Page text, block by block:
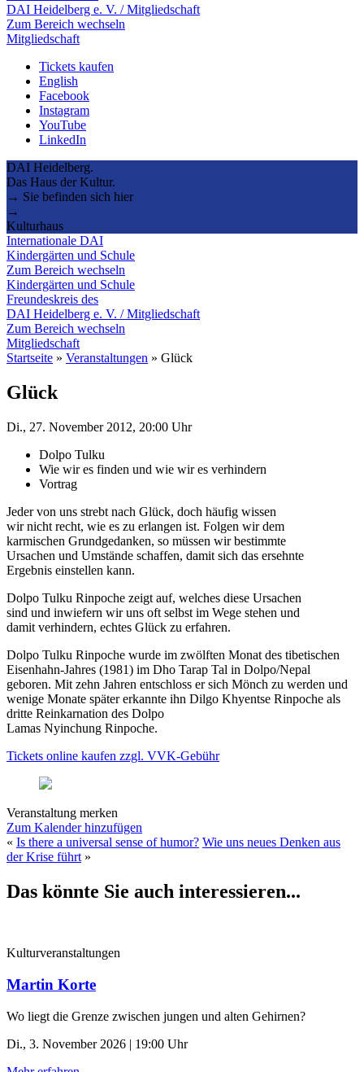
DAI Heidelberg e. V. / Mitgliedschaft
Zum Bereich wechseln
Mitgliedschaft
Tickets kaufen
English
Facebook
Instagram
YouTube
LinkedIn
DAI Heidelberg.
Das Haus der Kultur.
→ Sie befinden sich hier
→
Kulturhaus
Internationale DAI
Kindergärten und Schule
Zum Bereich wechseln
Kindergärten und Schule
Freundeskreis des
DAI Heidelberg e. V. / Mitgliedschaft
Zum Bereich wechseln
Mitgliedschaft
Startseite » Veranstaltungen » Glück
Glück
Di., 27. November 2012, 20:00 Uhr
Dolpo Tulku
Wie wir es finden und wie wir es verhindern
Vortrag
Jeder von uns strebt nach Glück, doch häufig wissen
wir nicht recht, wie es zu erlangen ist. Folgen wir dem
karmischen Grundgedanken, so müssen wir bestimmte
Ursachen und Umstände schaffen, damit sich das ersehnte
Ergebnis einstellen kann.
Dolpo Tulku Rinpoche zeigt auf, welches diese Ursachen
sind und inwiefern wir uns oft selbst im Wege stehen und
damit verhindern, echtes Glück zu erfahren.
Dolpo Tulku Rinpoche wurde im zwölften Monat des tibetischen
Eisenhahn-Jahres (1981) im Dho Tarap Tal in Dolpo/Nepal
geboren. Mit zehn Jahren entschloss er sich Mönch zu werden und
wenige Monate später erkannte ihn Dilgo Khyentse Rinpoche als
dritte Reinkarnation des Dolpo
Lamas Nyinchung Rinpoche.
Tickets online kaufen zzgl. VVK-Gebühr
Veranstaltung merken
Zum Kalender hinzufügen
« Is there a universal sense of humor? Wie uns neues Denken aus
der Krise führt »
Das könnte Sie auch interessieren...
Kulturveranstaltungen
Martin Korte
Wo liegt die Grenze zwischen jungen und alten Gehirnen?
Di., 3. November 2026 | 19:00 Uhr